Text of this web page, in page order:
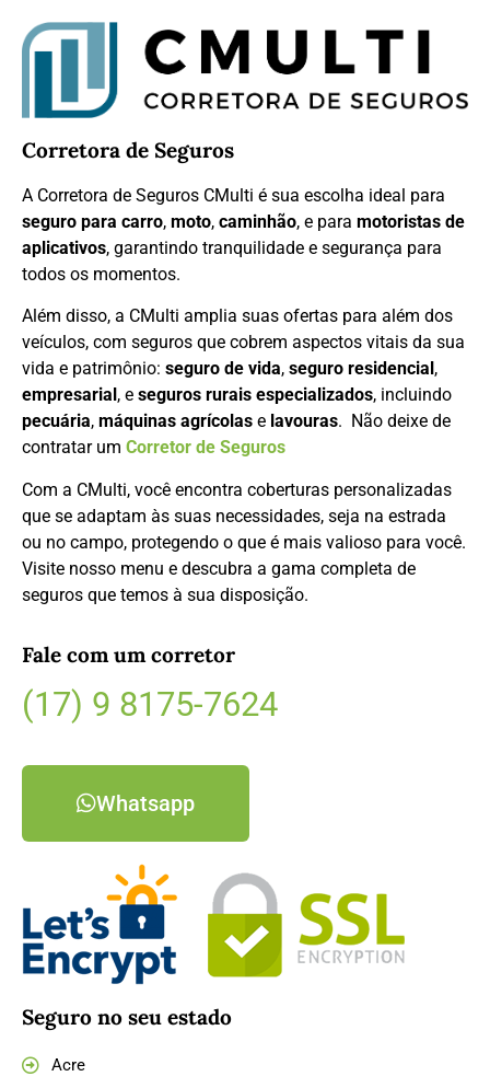
Corretora de Seguros
A Corretora de Seguros CMulti é sua escolha ideal para
seguro para carro, moto, caminhão, e para motoristas de
aplicativos, garantindo tranquilidade e segurança para
todos os momentos.
Além disso, a CMulti amplia suas ofertas para além dos
veículos, com seguros que cobrem aspectos vitais da sua
vida e patrimônio: seguro de vida, seguro residencial ,
empresarial , e seguros rurais especializados, incluindo
pecuária, máquinas agrícolas e lavouras. Não deixe de
contratar um Corretor de Seguros
Com a CMulti, você encontra coberturas personalizadas
que se adaptam às suas necessidades, seja na estrada
ou no campo, protegendo o que é mais valioso para você.
Visite nosso menu e descubra a gama completa de
seguros que temos à sua disposição.
Fale com um corretor
(17) 9 8175-7624
Whatsapp
Seguro no seu estado
Acre